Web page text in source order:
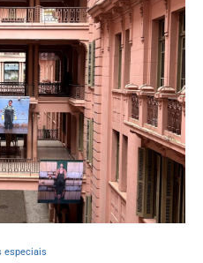
especiais